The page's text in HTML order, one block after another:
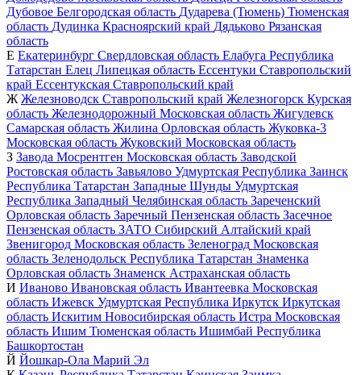
Дубовое Белгородская область Дударева (Тюмень) Тюменская
область Дудинка Красноярский край Дядьково Рязанская
область
Е Екатеринбург Свердловская область Елабуга Республика
Татарстан Елец Липецкая область Ессентуки Ставропольский
край Ессентукская Ставропольский край
Ж Железноводск Ставропольский край Железногорск Курская
область Железнодорожный Московская область Жигулевск
Самарская область Жилина Орловская область Жуковка-3
Московская область Жуковский Московская область
З Завода Мосрентген Московская область Заводской
Ростовская область Завьялово Удмуртская Республика Заинск
Республика Татарстан Западные Шунды Удмуртская
Республика Западный Челябинская область Зареченский
Орловская область Заречный Пензенская область Засечное
Пензенская область ЗАТО Сибирский Алтайский край
Звенигород Московская область Зеленоград Московская
область Зеленодольск Республика Татарстан Знаменка
Орловская область Знаменск Астраханская область
И Иваново Ивановская область Ивантеевка Московская
область Ижевск Удмуртская Республика Иркутск Иркутская
область Искитим Новосибирская область Истра Московская
область Ишим Тюменская область Ишимбай Республика
Башкортостан
Й Йошкар-Ола Марий Эл